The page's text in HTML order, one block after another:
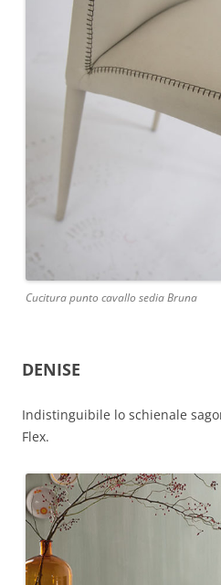
Cucitura punto cavallo sedia Bruna
DENISE
Indistinguibile lo schienale
Flex.